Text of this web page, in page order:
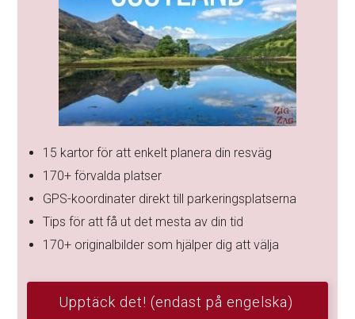
15 kartor för att enkelt planera din resväg
170+ förvalda platser
GPS-koordinater direkt till parkeringsplatserna
Tips för att få ut det mesta av din tid
170+ originalbilder som hjälper dig att välja
Upptäck det! (endast på engelska)